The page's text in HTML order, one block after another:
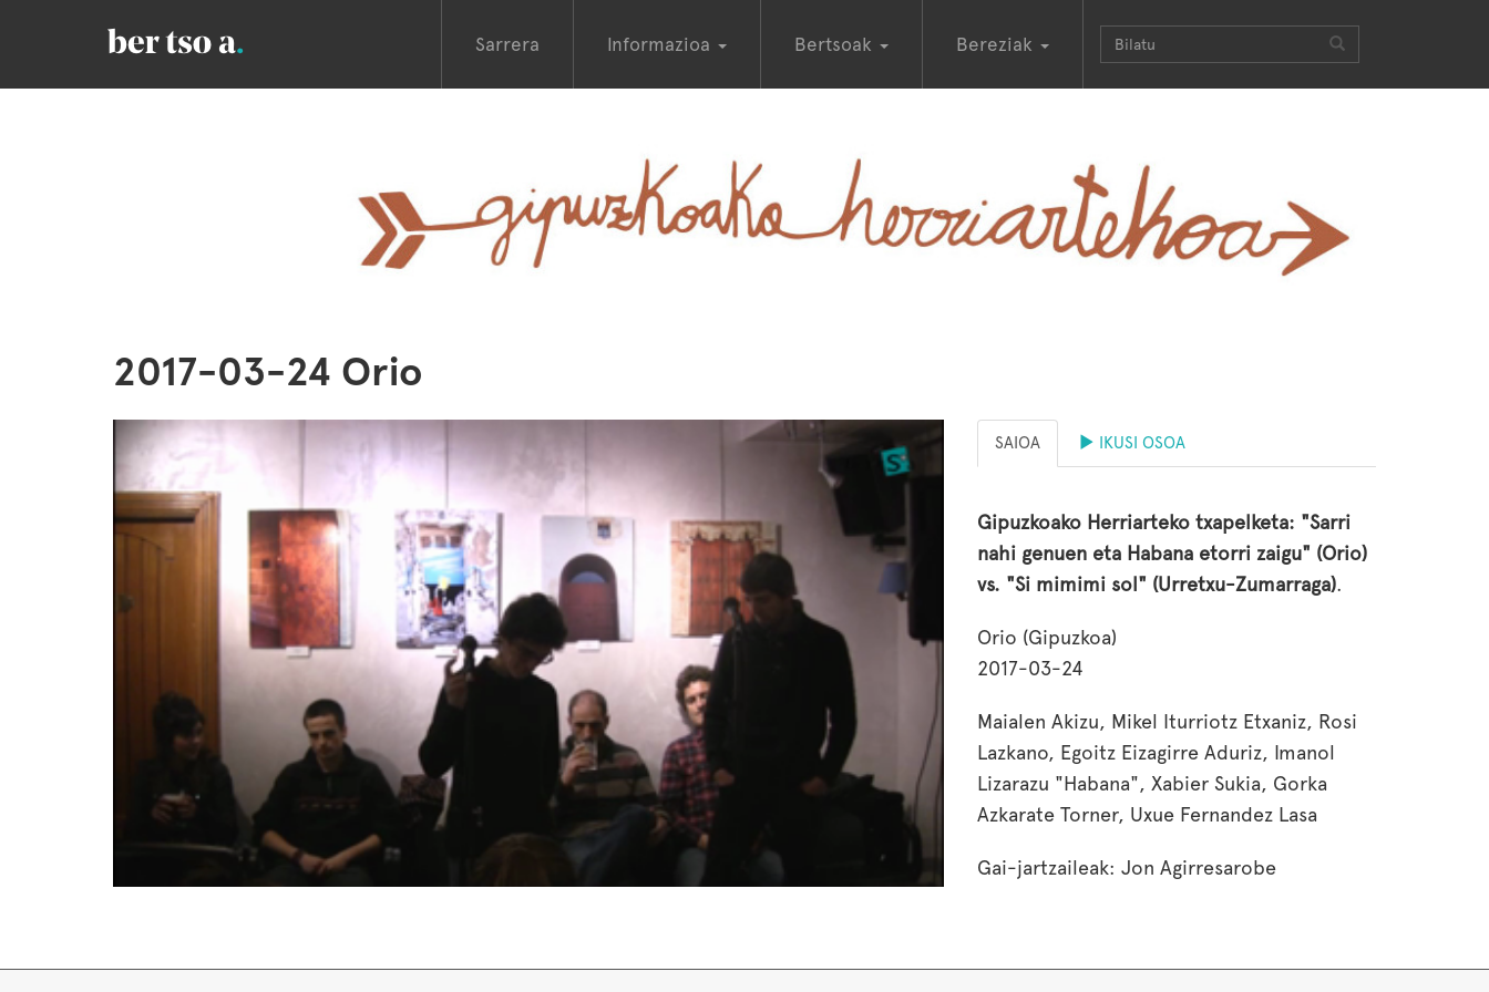
Sarrera Informazioa Bertsoak Bereziak
2017-03-24 Orio
SAIOA IKUSI OSOA
Gipuzkoako Herriarteko txapelketa: "Sarri
nahi genuen eta Habana etorri zaigu" (Orio)
vs. "Si mimimi sol" (Urretxu-Zumarraga).
Orio (Gipuzkoa)
2017-03-24
Maialen Akizu, Mikel Iturriotz Etxaniz, Rosi
Lazkano, Egoitz Eizagirre Aduriz, Imanol
Lizarazu "Habana", Xabier Sukia, Gorka
Azkarate Torner, Uxue Fernandez Lasa
Gai-jartzaileak: Jon Agirresarobe